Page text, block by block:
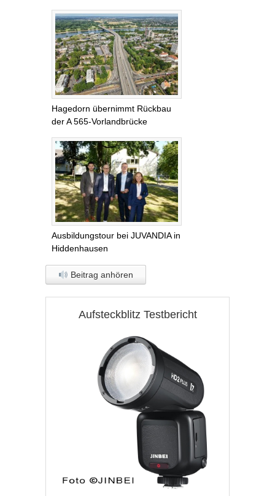
Hagedorn übernimmt Rückbau
der A 565-Vorlandbrücke
Ausbildungstour bei JUVANDIA in
Hiddenhausen
Beitrag anhören
Aufsteckblitz Testbericht